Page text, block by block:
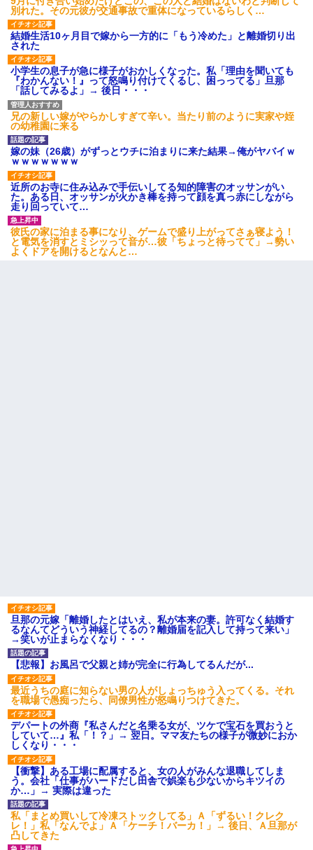
別れた。その元彼が交通事故で重体になっているらしく…
結婚生活10ヶ月目で嫁から一方的に「もう冷めた」と離婚切り出
された
小学生の息子が急に様子がおかしくなった。私「理由を聞いても
『わかんない！』って怒鳴り付けてくるし、困っってる」旦那
「話してみるよ」→ 後日・・・
兄の新しい嫁がやらかしすぎて辛い。当たり前のように実家や姪
の幼稚園に来る
嫁の妹（26歳）がずっとウチに泊まりに来た結果→俺がヤバイｗ
ｗｗｗｗｗｗｗ
近所のお寺に住み込みで手伝いしてる知的障害のオッサンがい
た。ある日、オッサンが火かき棒を持って顔を真っ赤にしながら
走り回っていて…
彼氏の家に泊まる事になり、ゲームで盛り上がってさぁ寝よう！
と電気を消すとミシッって音が…彼「ちょっと待ってて」→勢い
よくドアを開けるとなんと…
旦那の元嫁「離婚したとはいえ、私が本来の妻。許可なく結婚す
るなんてどういう神経してるの？離婚届を記入して持って来い」
→笑いが止まらなくなり・・・
【悲報】お風呂で父親と姉が完全に行為してるんだが...
最近うちの庭に知らない男の人がしょっちゅう入ってくる。それ
を職場で愚痴ったら、同僚男性が怒鳴りつけてきた。
デパートの外商『私さんだと名乗る女が、ツケで宝石を買おうと
していて…』私「！？」→ 翌日。ママ友たちの様子が微妙におか
しくなり・・・
【衝撃】ある工場に配属すると、女の人がみんな退職してしま
う。会社「仕事がハードだし田舎で娯楽も少ないからキツイの
か…」→ 実際は違った
私「まとめ買いして冷凍ストックしてる」Ａ「ずるい！クレク
レ！」私「なんでよ」Ａ「ケーチ！バーカ！」→ 後日、Ａ旦那が
凸してきた